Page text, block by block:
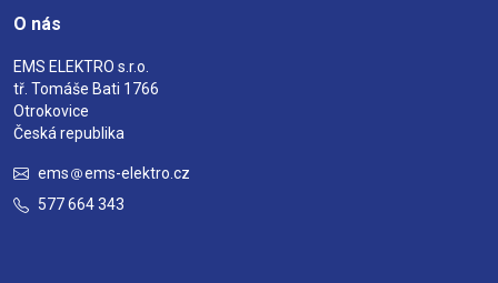
O nás
EMS ELEKTRO s.r.o.
tř. Tomáše Bati 1766
Otrokovice
Česká republika
ems
ems-elektro.cz
577 664 343